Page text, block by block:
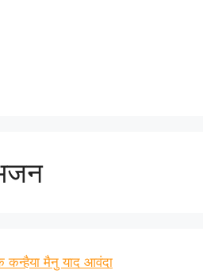
कन्हैया मैनु याद आवंदा